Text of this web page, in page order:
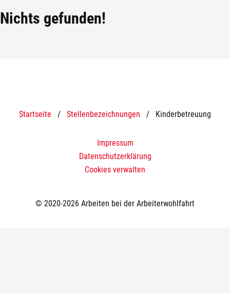
Nichts gefunden!
Startseite / Stellenbezeichnungen / Kinderbetreuung
Impressum
Datenschutzerklärung
Cookies verwalten
© 2020-2026 Arbeiten bei der Arbeiterwohlfahrt